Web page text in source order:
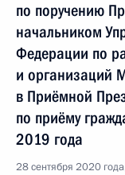
по поручению
начальником
Федерации по
и организаций
в Приёмной
по приёму
2019 года
28 сентября 2020